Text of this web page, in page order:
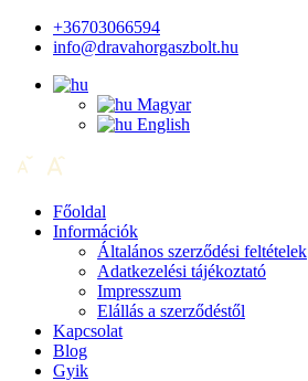
+36703066594
info@dravahorgaszbolt.hu
Magyar
English
Főoldal
Információk
Általános szerződési feltételek
Adatkezelési tájékoztató
Impresszum
Elállás a szerződéstől
Kapcsolat
Blog
Gyik